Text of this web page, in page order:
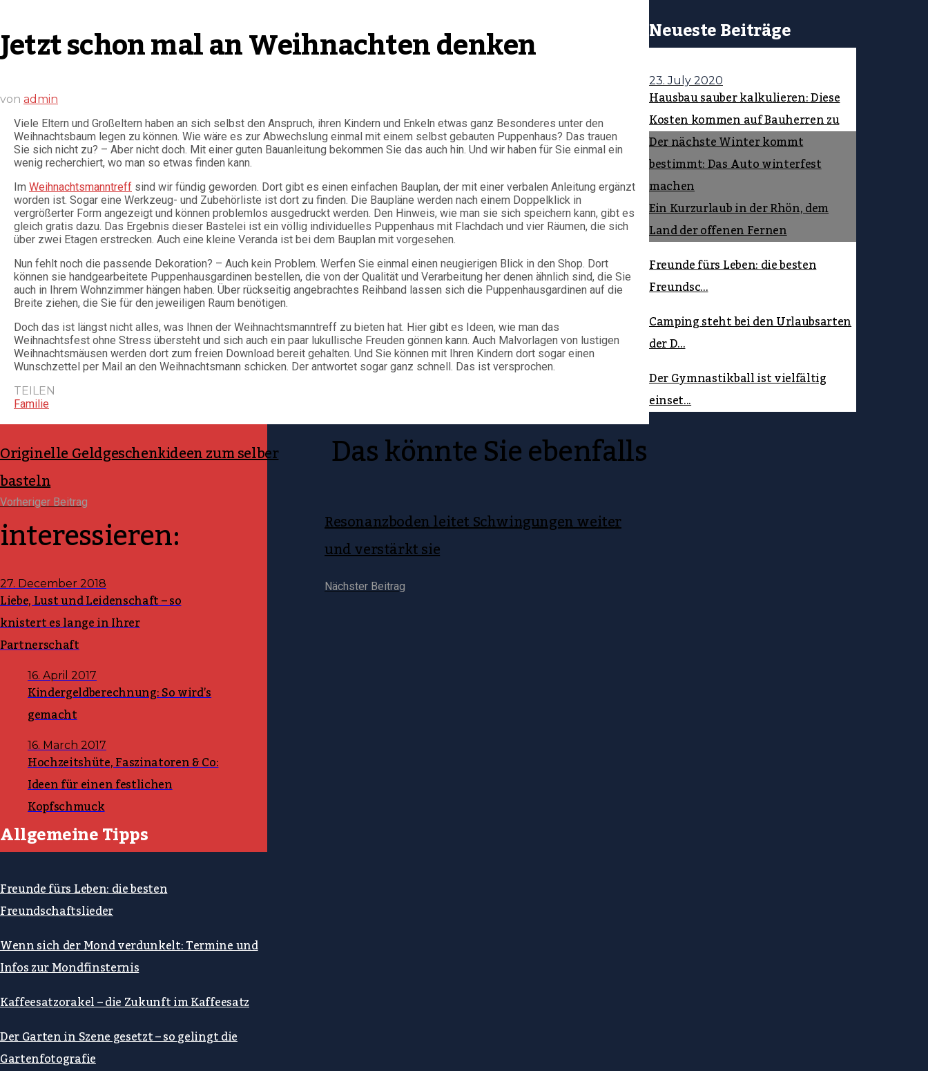
Jetzt schon mal an Weihnachten denken
von admin
Viele Eltern und Großeltern haben an sich selbst den Anspruch, ihren Kindern und Enkeln etwas ganz Besonderes unter den
Weihnachtsbaum legen zu können. Wie wäre es zur Abwechslung einmal mit einem selbst gebauten Puppenhaus? Das trauen
Sie sich nicht zu? – Aber nicht doch. Mit einer guten Bauanleitung bekommen Sie das auch hin. Und wir haben für Sie einmal ein
wenig recherchiert, wo man so etwas finden kann.
Im Weihnachtsmanntreff sind wir fündig geworden. Dort gibt es einen einfachen Bauplan, der mit einer verbalen Anleitung ergänzt
worden ist. Sogar eine Werkzeug- und Zubehörliste ist dort zu finden. Die Baupläne werden nach einem Doppelklick in
vergrößerter Form angezeigt und können problemlos ausgedruckt werden. Den Hinweis, wie man sie sich speichern kann, gibt es
gleich gratis dazu. Das Ergebnis dieser Bastelei ist ein völlig individuelles Puppenhaus mit Flachdach und vier Räumen, die sich
über zwei Etagen erstrecken. Auch eine kleine Veranda ist bei dem Bauplan mit vorgesehen.
Nun fehlt noch die passende Dekoration? – Auch kein Problem. Werfen Sie einmal einen neugierigen Blick in den Shop. Dort
können sie handgearbeitete Puppenhausgardinen bestellen, die von der Qualität und Verarbeitung her denen ähnlich sind, die Sie
auch in Ihrem Wohnzimmer hängen haben. Über rückseitig angebrachtes Reihband lassen sich die Puppenhausgardinen auf die
Breite ziehen, die Sie für den jeweiligen Raum benötigen.
Doch das ist längst nicht alles, was Ihnen der Weihnachtsmanntreff zu bieten hat. Hier gibt es Ideen, wie man das
Weihnachtsfest ohne Stress übersteht und sich auch ein paar lukullische Freuden gönnen kann. Auch Malvorlagen von lustigen
Weihnachtsmäusen werden dort zum freien Download bereit gehalten. Und Sie können mit Ihren Kindern dort sogar einen
Wunschzettel per Mail an den Weihnachtsmann schicken. Der antwortet sogar ganz schnell. Das ist versprochen.
TEILEN
Familie
Originelle Geldgeschenkideen zum selber
basteln
Vorheriger Beitrag
Resonanzboden leitet Schwingungen weiter
und verstärkt sie
Nächster Beitrag
Das könnte Sie ebenfalls
interessieren:
27. December 2018
Liebe, Lust und Leidenschaft – so
knistert es lange in Ihrer
Partnerschaft
16. April 2017
Kindergeldberechnung: So wird’s
gemacht
16. March 2017
Hochzeitshüte, Faszinatoren & Co:
Ideen für einen festlichen
Kopfschmuck
Neueste Beiträge
23. July 2020
Hausbau sauber kalkulieren: Diese
Kosten kommen auf Bauherren zu
Der nächste Winter kommt
bestimmt: Das Auto winterfest
machen
Ein Kurzurlaub in der Rhön, dem
Land der offenen Fernen
Freunde fürs Leben: die besten
Freundsc...
Camping steht bei den Urlaubsarten
der D...
Der Gymnastikball ist vielfältig
einset...
Allgemeine Tipps
Freunde fürs Leben: die besten
Freundschaftslieder
Wenn sich der Mond verdunkelt: Termine und
Infos zur Mondfinsternis
Kaffeesatzorakel – die Zukunft im Kaffeesatz
Der Garten in Szene gesetzt – so gelingt die
Gartenfotografie